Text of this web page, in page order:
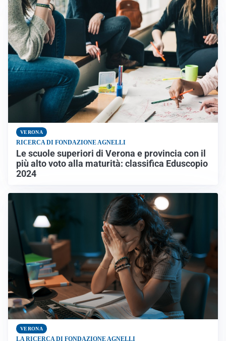
VERONA
RICERCA DI FONDAZIONE AGNELLI
Le scuole superiori di Verona e provincia con il
più alto voto alla maturità: classifica Eduscopio
2024
VERONA
LA RICERCA DI FONDAZIONE AGNELLI